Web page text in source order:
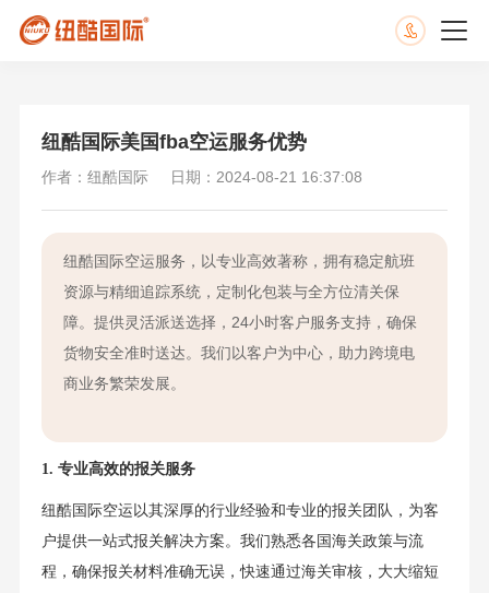
纽酷国际美国fba空运服务优势
作者：纽酷国际 日期：2024-08-21 16:37:08
纽酷国际空运服务，以专业高效著称，拥有稳定航班
资源与精细追踪系统，定制化包装与全方位清关保
障。提供灵活派送选择，24小时客户服务支持，确保
货物安全准时送达。我们以客户为中心，助力跨境电
商业务繁荣发展。
1. 专业高效的报关服务
纽酷国际空运以其深厚的行业经验和专业的报关团队，为客
户提供一站式报关解决方案。我们熟悉各国海关政策与流
程，确保报关材料准确无误，快速通过海关审核，大大缩短